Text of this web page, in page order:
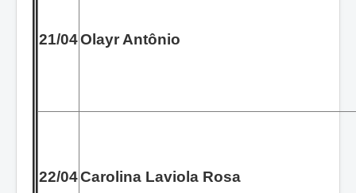
21/04Olayr Antônio
22/04Carolina Laviola Rosa